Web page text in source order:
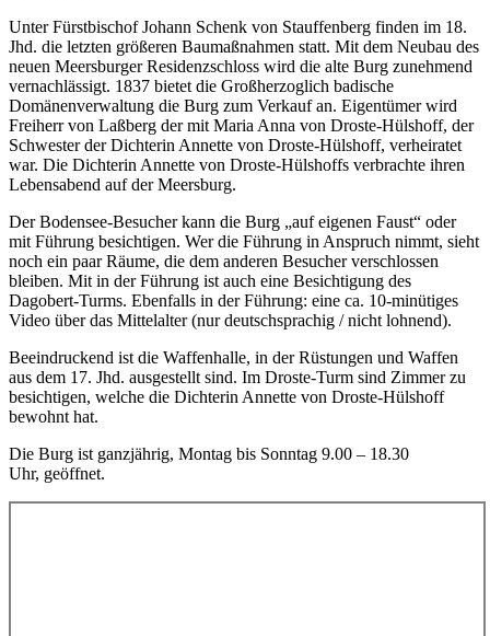
Unter Fürstbischof Johann Schenk von Stauffenberg finden im 18.
Jhd. die letzten größeren Baumaßnahmen statt. Mit dem Neubau des
neuen Meersburger Residenzschloss wird die alte Burg zunehmend
vernachlässigt. 1837 bietet die Großherzoglich badische
Domänenverwaltung die Burg zum Verkauf an. Eigentümer wird
Freiherr von Laßberg der mit Maria Anna von Droste-Hülshoff, der
Schwester der Dichterin Annette von Droste-Hülshoff, verheiratet
war. Die Dichterin Annette von Droste-Hülshoffs verbrachte ihren
Lebensabend auf der Meersburg.
Der Bodensee-Besucher kann die Burg „auf eigenen Faust“ oder
mit Führung besichtigen. Wer die Führung in Anspruch nimmt, sieht
noch ein paar Räume, die dem anderen Besucher verschlossen
bleiben. Mit in der Führung ist auch eine Besichtigung des
Dagobert-Turms. Ebenfalls in der Führung: eine ca. 10-minütiges
Video über das Mittelalter (nur deutschsprachig / nicht lohnend).
Beeindruckend ist die Waffenhalle, in der Rüstungen und Waffen
aus dem 17. Jhd. ausgestellt sind. Im Droste-Turm sind Zimmer zu
besichtigen, welche die Dichterin Annette von Droste-Hülshoff
bewohnt hat.
Die Burg ist ganzjährig, Montag bis Sonntag 9.00 – 18.30
Uhr, geöffnet.